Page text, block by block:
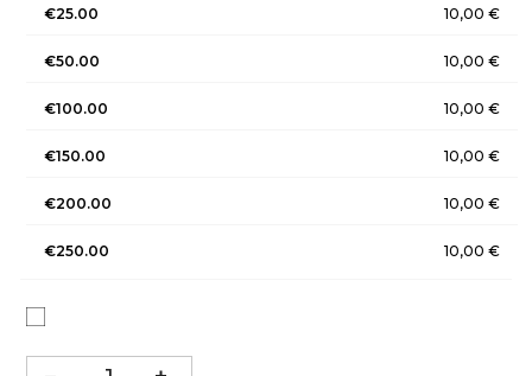
€25.00 10,00 €
€50.00 10,00 €
€100.00 10,00 €
€150.00 10,00 €
€200.00 10,00 €
€250.00 10,00 €